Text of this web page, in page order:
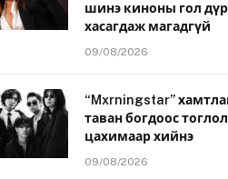
шинэ киноны гол
хасагдаж магадгүй
09/08/2026
“Mxrningstar”
таван богдоос
цахимаар хийнэ
09/08/2026